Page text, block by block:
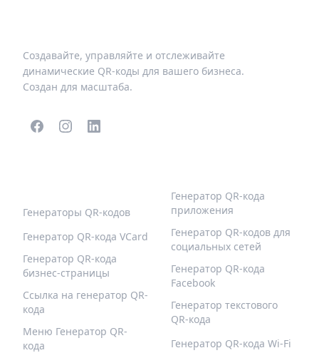
Создавайте, управляйте и отслеживайте
динамические QR-коды для вашего бизнеса.
Создан для масштаба.
Генераторы QR-кодов
Генератор QR-кода VCard
Генератор QR-кода
бизнес-страницы
Ссылка на генератор QR-
кода
Меню Генератор QR-
кода
Генератор QR-кода
приложения
Генератор QR-кодов для
социальных сетей
Генератор QR-кода
Facebook
Генератор текстового
QR-кода
Генератор QR-кода Wi-Fi